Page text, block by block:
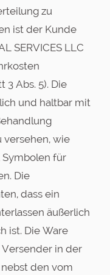
zu
ist der Kunde
SERVICES LLC
3 Abs. 5). Die
und haltbar mit
versehen, wie
Symbolen für
Die
dass ein
äußerlich
ist. Die Ware
in der
den vom